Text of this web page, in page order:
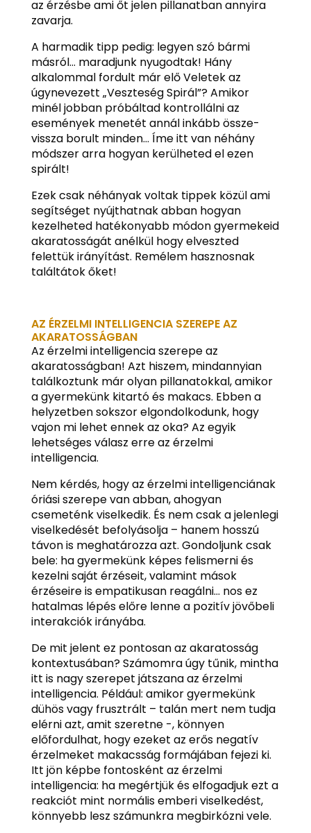
az érzésbe ami őt jelen pillanatban annyira
zavarja.
A harmadik tipp pedig: legyen szó bármi
másról… maradjunk nyugodtak! Hány
alkalommal fordult már elő Veletek az
úgynevezett „Veszteség Spirál”? Amikor
minél jobban próbáltad kontrollálni az
események menetét annál inkább össze-
vissza borult minden… Íme itt van néhány
módszer arra hogyan kerülheted el ezen
spirált!
Ezek csak néhányak voltak tippek közül ami
segítséget nyújthatnak abban hogyan
kezelheted hatékonyabb módon gyermekeid
akaratosságát anélkül hogy elveszted
felettük irányítást. Remélem hasznosnak
találtátok őket!
AZ ÉRZELMI INTELLIGENCIA SZEREPE AZ
AKARATOSSÁGBAN
Az érzelmi intelligencia szerepe az
akaratosságban! Azt hiszem, mindannyian
találkoztunk már olyan pillanatokkal, amikor
a gyermekünk kitartó és makacs. Ebben a
helyzetben sokszor elgondolkodunk, hogy
vajon mi lehet ennek az oka? Az egyik
lehetséges válasz erre az érzelmi
intelligencia.
Nem kérdés, hogy az érzelmi intelligenciának
óriási szerepe van abban, ahogyan
csemeténk viselkedik. És nem csak a jelenlegi
viselkedését befolyásolja – hanem hosszú
távon is meghatározza azt. Gondoljunk csak
bele: ha gyermekünk képes felismerni és
kezelni saját érzéseit, valamint mások
érzéseire is empatikusan reagálni… nos ez
hatalmas lépés előre lenne a pozitív jövőbeli
interakciók irányába.
De mit jelent ez pontosan az akaratosság
kontextusában? Számomra úgy tűnik, mintha
itt is nagy szerepet játszana az érzelmi
intelligencia. Például: amikor gyermekünk
dühös vagy frusztrált – talán mert nem tudja
elérni azt, amit szeretne -, könnyen
előfordulhat, hogy ezeket az erős negatív
érzelmeket makacsság formájában fejezi ki.
Itt jön képbe fontosként az érzelmi
intelligencia: ha megértjük és elfogadjuk ezt a
reakciót mint normális emberi viselkedést,
könnyebb lesz számunkra megbirkózni vele.